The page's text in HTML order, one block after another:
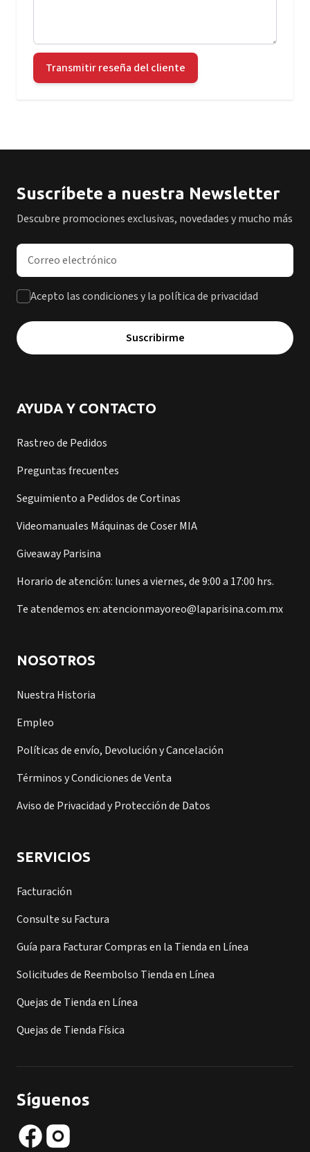
Transmitir reseña del cliente
Suscríbete a nuestra Newsletter
Descubre promociones exclusivas, novedades y mucho más
Dirección de correo electrónico
Acepto las condiciones y la política de privacidad
Suscribirme
AYUDA Y CONTACTO
Rastreo de Pedidos
Preguntas frecuentes
Seguimiento a Pedidos de Cortinas
Videomanuales Máquinas de Coser MIA
Giveaway Parisina
Horario de atención: lunes a viernes, de 9:00 a 17:00 hrs.
Te atendemos en: atencionmayoreo@laparisina.com.mx
NOSOTROS
Nuestra Historia
Empleo
Políticas de envío, Devolución y Cancelación
Términos y Condiciones de Venta
Aviso de Privacidad y Protección de Datos
SERVICIOS
Facturación
Consulte su Factura
Guía para Facturar Compras en la Tienda en Línea
Solicitudes de Reembolso Tienda en Línea
Quejas de Tienda en Línea
Quejas de Tienda Física
Síguenos